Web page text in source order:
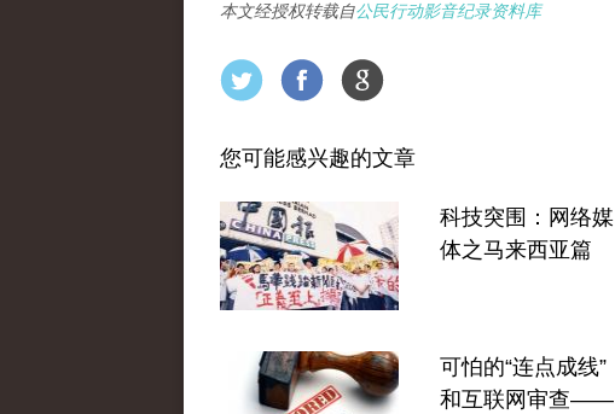
本文经授权转载自公民行动影音纪录资料库
您可能感兴趣的文章
科技突围：网络媒
体之马来西亚篇
可怕的“连点成线”
和互联网审查——